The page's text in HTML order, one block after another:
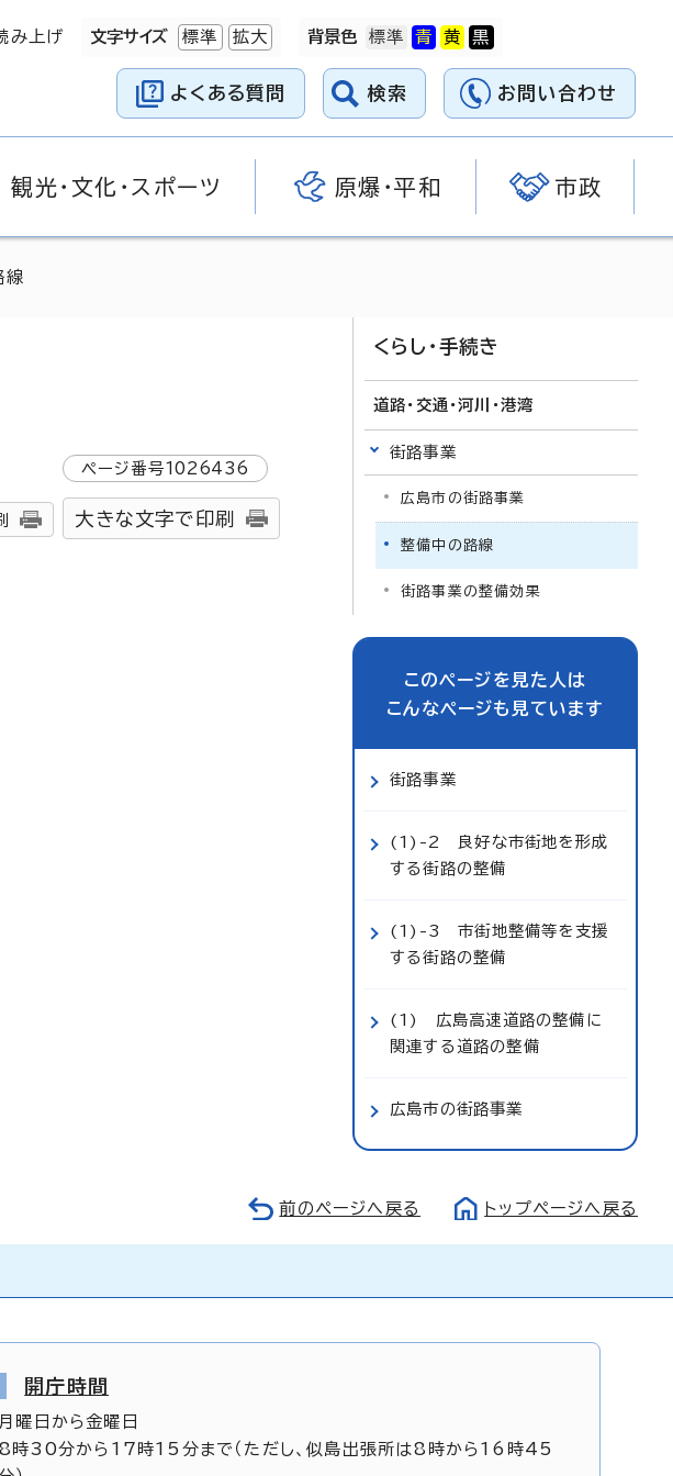
み上げ 文字サイズ 標準 拡大 背景色
よくある質問 検索 お問い合わせ
観光・文化・スポーツ 原爆・平和 市政
線
ページ番号1026436
大きな文字で印刷
くらし・手続き
道路・交通・河川・港湾
街路事業
広島市の街路事業
整備中の路線
街路事業の整備効果
このページを見た人は
こんなページも見ています
街路事業
(1)-2 良好な市街地を形成
する街路の整備
(1)-3 市街地整備等を支援
する街路の整備
(1) 広島高速道路の整備に
関連する道路の整備
広島市の街路事業
前のページへ戻る トップページへ戻る
開庁時間
月曜日から金曜日
8時30分から17時15分まで（ただし、似島出張所は8時から16時45